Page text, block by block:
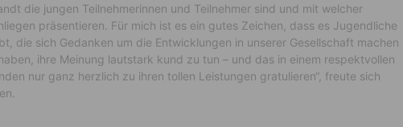
die jungen Teilnehmerinnen und Teilnehmer sind und mit welcher
präsentieren. Für mich ist es ein gutes Zeichen, dass es Jugendliche
die sich Gedanken um die Entwicklungen in unserer Gesellschaft machen
ihre Meinung lautstark kund zu tun – und das in einem respektvollen
nur ganz herzlich zu ihren tollen Leistungen gratulieren“, freute sich